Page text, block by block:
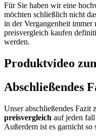
Für Sie haben wir eine
möchten schließlich nicht
in der Vergangenheit
preisvergleich kaufen
werden.
Produktvideo
Abschließendes
Unser abschließendes Fazit
preisvergleich auf jeden
Außerdem ist es garnicht